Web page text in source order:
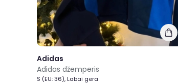
Adidas
Adidas džemperis
S (EU: 36), Labai gera